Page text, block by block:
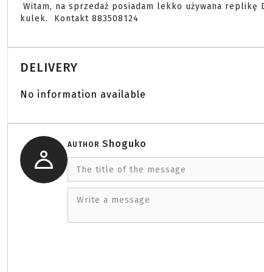
kulek.  Kontakt 883508124
DELIVERY
No information available
AUTHOR Shoguko
The title of the message
Write a message